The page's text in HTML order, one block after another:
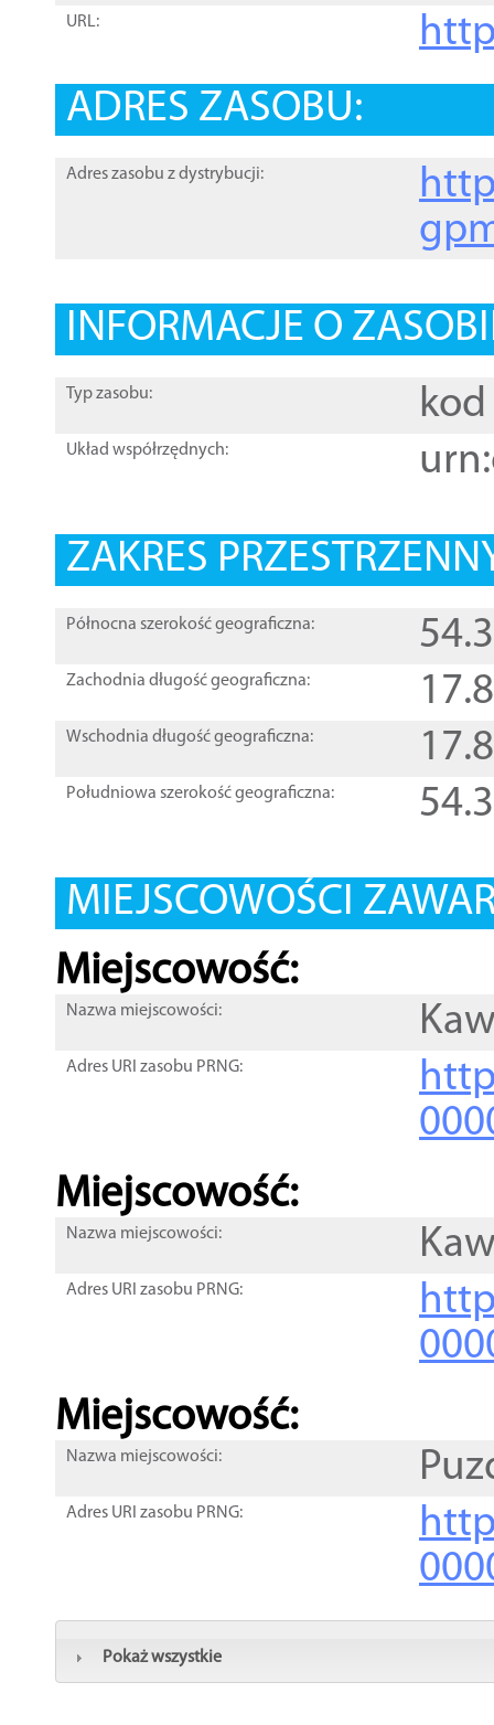
URL:
ADRES ZASOBU:
Adres zasobu z dystrybucji:
INFORMACJE O
Typ zasobu: kod
Układ współrzędnych:
ZAKRES
Północna szerokość geograficzna:
Zachodnia długość geograficzna:
Wschodnia długość geograficzna:
Południowa szerokość geograficzna:
MIEJSCOWOŚCI
Miejscowość:
Nazwa miejscowości:
Adres URI zasobu PRNG:
Miejscowość:
Nazwa miejscowości:
Adres URI zasobu PRNG:
Miejscowość:
Nazwa miejscowości:
Adres URI zasobu PRNG:
Pokaż wszystkie